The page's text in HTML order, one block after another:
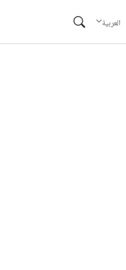
العربية